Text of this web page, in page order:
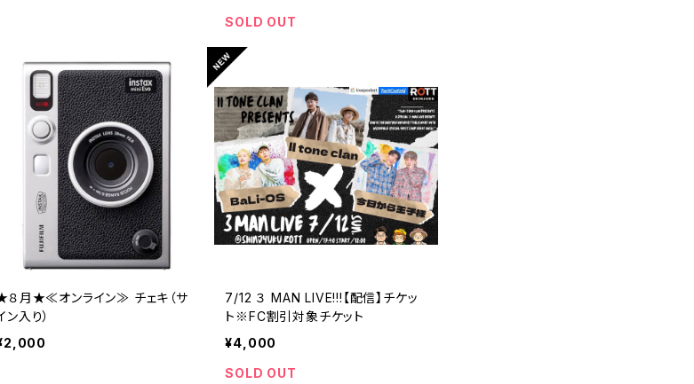
SOLD OUT
８月★≪オンライン≫ チェキ（サ
ン入り）
7/12 ３ MAN LIVE!!!【配信】チケッ
ト※FC割引対象チケット
¥4,000
SOLD OUT